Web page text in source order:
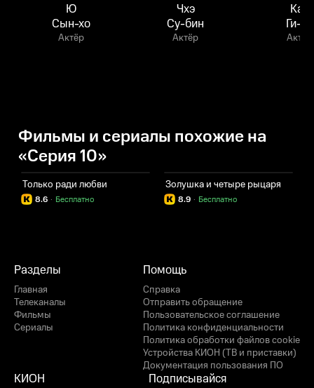
Ю
Сын-хо
Актёр
Чхэ
Су-бин
Актёр
Кан
Ги-ён
Актёр
Фильмы и сериалы похожие на
«Серия 10»
Только ради любви
8.6 Бесплатно
·
Золушка и четыре рыцаря
8.9 Бесплатно
·
Разделы
Главная
Телеканалы
Фильмы
Сериалы
Помощь
Справка
Отправить обращение
Пользовательское соглашение
Политика конфиденциальности
Политика обработки файлов cookie
Устройства КИОН (ТВ и приставки)
Документация пользования ПО
КИОН Подписывайся